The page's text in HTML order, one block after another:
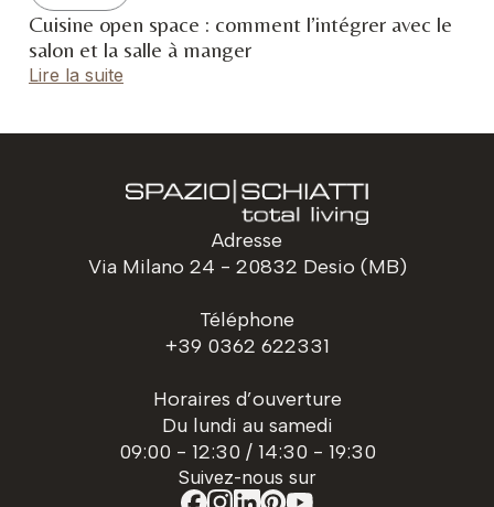
Cuisine open space : comment l’intégrer avec le
salon et la salle à manger
Lire la suite
Adresse
Via Milano 24 - 20832 Desio (MB)
Téléphone
+39 0362 622331
Horaires d’ouverture
Du lundi au samedi
09:00 - 12:30 / 14:30 - 19:30
Suivez-nous sur